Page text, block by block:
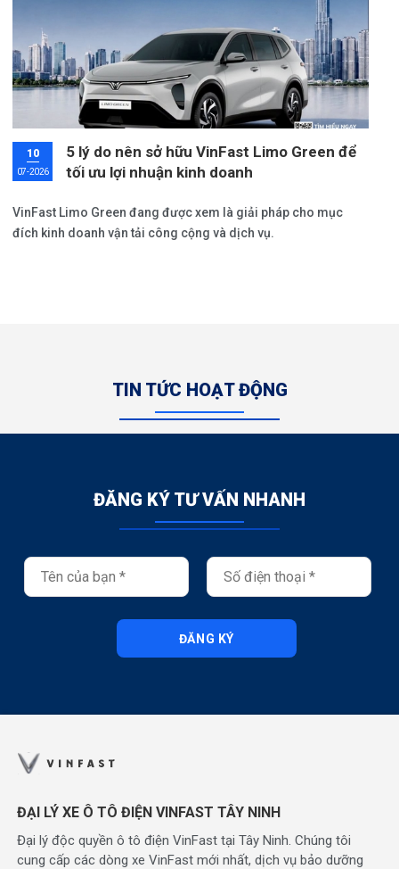
10
07-2026
5 lý do nên sở hữu VinFast Limo Green để
tối ưu lợi nhuận kinh doanh
VinFast Limo Green đang được xem là giải pháp cho mục
đích kinh doanh vận tải công cộng và dịch vụ.
TIN TỨC HOẠT ĐỘNG
ĐĂNG KÝ TƯ VẤN NHANH
ĐĂNG KÝ
ĐẠI LÝ XE Ô TÔ ĐIỆN VINFAST TÂY NINH
Đại lý độc quyền ô tô điện VinFast tại Tây Ninh. Chúng tôi
cung cấp các dòng xe VinFast mới nhất, dịch vụ bảo dưỡng